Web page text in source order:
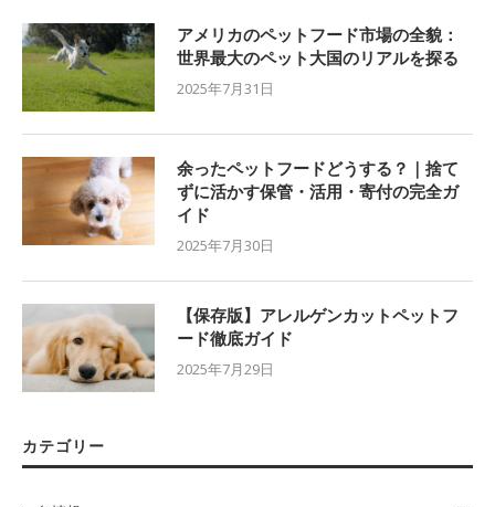
アメリカのペットフード市場の全貌：
世界最大のペット大国のリアルを探る
2025年7月31日
余ったペットフードどうする？｜捨て
ずに活かす保管・活用・寄付の完全ガ
イド
2025年7月30日
【保存版】アレルゲンカットペットフ
ード徹底ガイド
2025年7月29日
カテゴリー